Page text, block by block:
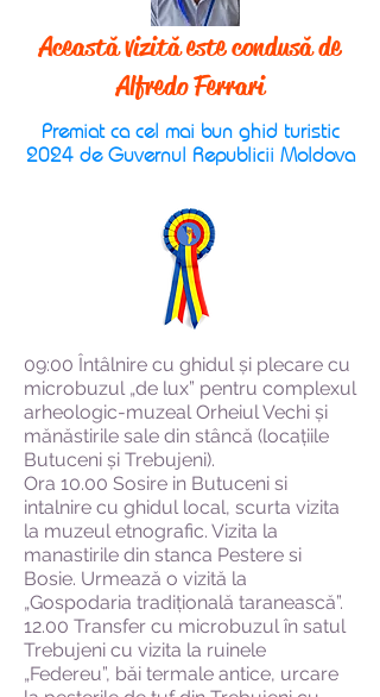
Această vizită este condusă de
Alfredo Ferrari
Premiat ca cel mai bun ghid turistic
2024 de Guvernul Republicii Moldova
09:00 Întâlnire cu ghidul și plecare cu
microbuzul „de lux” pentru complexul
arheologic-muzeal Orheiul Vechi și
mănăstirile sale din stâncă (locațiile
Butuceni și Trebujeni).
Ora 10.00 Sosire in Butuceni si
intalnire cu ghidul local, scurta vizita
la muzeul etnografic. Vizita la
manastirile din stanca Pestere si
Bosie. Urmează o vizită la
„Gospodaria tradițională taranească”.
12.00 Transfer cu microbuzul în satul
Trebujeni cu vizita la ruinele
„Federeu”, băi termale antice, urcare